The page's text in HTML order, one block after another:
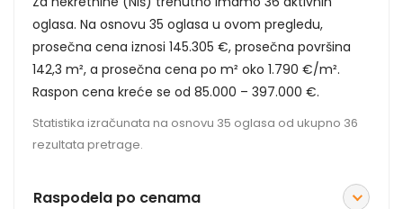
oglasa. Na osnovu 35 oglasa u ovom pregledu,
prosečna cena iznosi 145.305 €, prosečna površina
142,3 m², a prosečna cena po m² oko 1.790 €/m².
Raspon cena kreće se od 85.000 – 397.000 €.
Statistika izračunata na osnovu 35 oglasa od ukupno 36
rezultata pretrage.
Raspodela po cenama